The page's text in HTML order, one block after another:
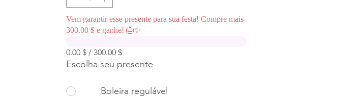
Vem garantir esse presente para sua festa! Compre mais
300.00 $ e ganhe! 🎂✨
0.00 $ / 300.00 $
Escolha seu presente
Boleira regulável